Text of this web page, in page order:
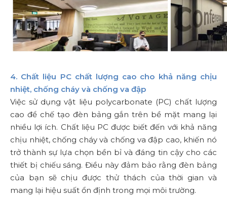
4. Chất liệu PC chất lượng cao cho khả năng chịu
nhiệt, chống cháy và chống va đập
Việc sử dụng vật liệu polycarbonate (PC) chất lượng
cao để chế tạo đèn bảng gắn trên bề mặt mang lại
nhiều lợi ích. Chất liệu PC được biết đến với khả năng
chịu nhiệt, chống cháy và chống va đập cao, khiến nó
trở thành sự lựa chọn bền bỉ và đáng tin cậy cho các
thiết bị chiếu sáng. Điều này đảm bảo rằng đèn bảng
của bạn sẽ chịu được thử thách của thời gian và
mang lại hiệu suất ổn định trong mọi môi trường.